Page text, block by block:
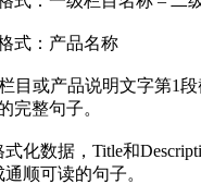
式：产品名称
目或产品说明文字第1
完整句子。
化数据，Title和
顺可读的句子。